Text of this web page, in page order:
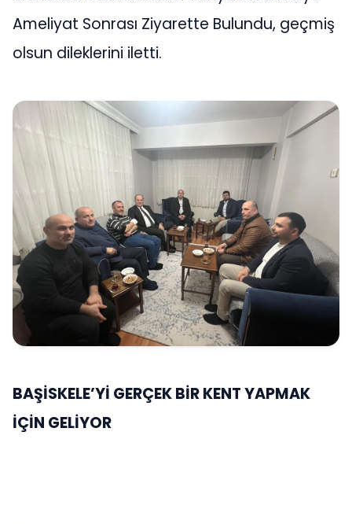
Ameliyat Sonrası Ziyarette Bulundu, geçmiş
olsun dileklerini iletti.
BAŞİSKELE’Yİ GERÇEK BİR KENT YAPMAK
İÇİN GELİYOR